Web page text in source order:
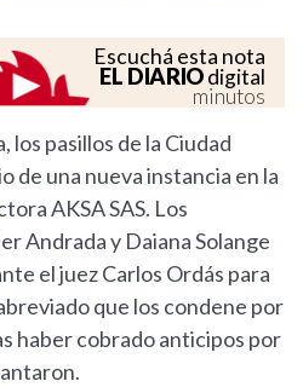
Escuchá esta nota
EL DIARIOdigital
minutos
los pasillos de la Ciudad
de una nueva instancia en la
AKSA SAS. Los
Andrada y Daiana Solange
el juez Carlos Ordás para
que los condene por
haber cobrado anticipos por